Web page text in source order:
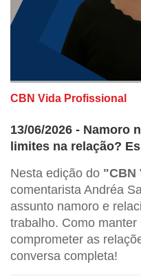
CBN Vida Profissional
13/06/2026 - Namoro
limites na relação?
Nesta edição do "CBN
comentarista Andréa
assunto namoro e
trabalho. Como
comprometer as
conversa completa!